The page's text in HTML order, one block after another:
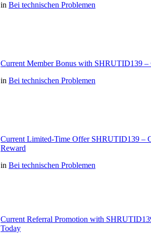
in Bei technischen Problemen
Current Member Bonus with SHRUTID139 –
in Bei technischen Problemen
Current Limited-Time Offer SHRUTID139 –
Reward
in Bei technischen Problemen
Current Referral Promotion with
Today